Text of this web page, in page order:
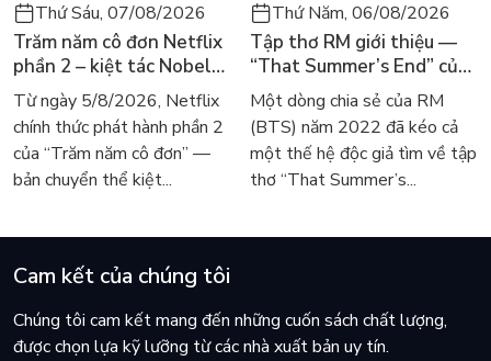
Thứ Sáu, 07/08/2026
Trăm năm cô đơn Netflix
phần 2 – kiệt tác Nobel
trở lại màn ảnh, dòng
người tìm đọc lại García
Márquez
Từ ngày 5/8/2026, Netflix
chính thức phát hành phần 2
của “Trăm năm cô đơn” —
bản chuyển thể kiệt...
Thứ Năm, 06/08/2026
Tập thơ RM giới thiệu —
“That Summer’s End” của
Lee Seong-bok ra mắt bản
tiếng Anh sau 4 năm gây
sốt
Một dòng chia sẻ của RM
(BTS) năm 2022 đã kéo cả
một thế hệ độc giả tìm về tập
thơ “That Summer’s...
Cam kết của chúng tôi
Chúng tôi cam kết mang đến những cuốn sách chất lượng,
được chọn lựa kỹ lưỡng từ các nhà xuất bản uy tín.